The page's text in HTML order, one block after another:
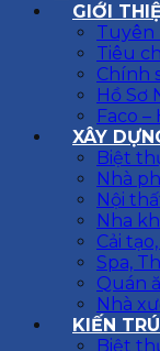
GIỚI
Tuyên
Tiêu
Chính
Hồ Sơ
Faco
XÂY
Biệt
Nhà
Nội
Nha
Cải
Spa,
Quán
Nhà
KIẾN
Biệt